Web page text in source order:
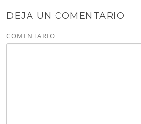
DEJA UN COMENTARIO
COMENTARIO